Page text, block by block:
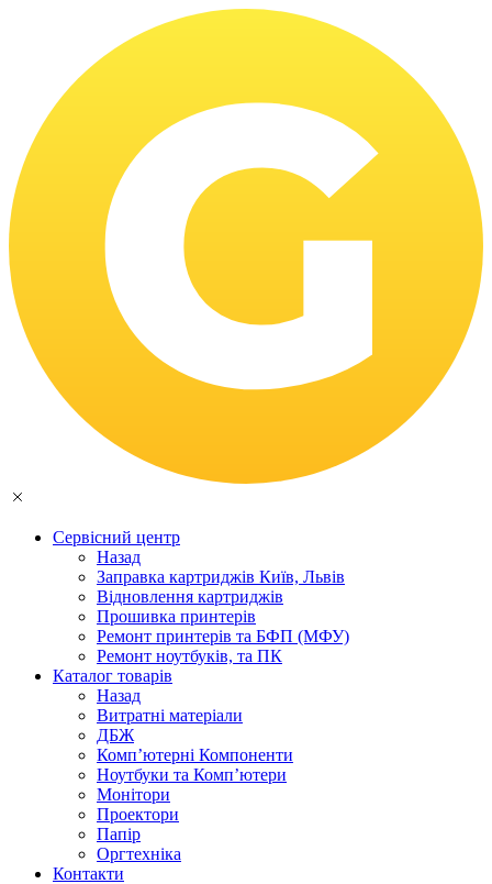
Сервісний центр
Назад
Заправка картриджів Київ, Львів
Відновлення картриджів
Прошивка принтерів
Ремонт принтерів та БФП (МФУ)
Ремонт ноутбуків, та ПК
Каталог товарів
Назад
Витратні матеріали
ДБЖ
Комп’ютерні Компоненти
Ноутбуки та Комп’ютери
Монітори
Проектори
Папір
Оргтехніка
Контакти